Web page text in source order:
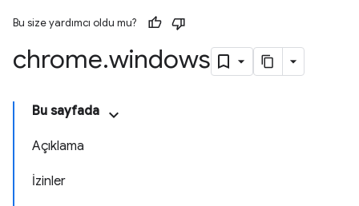
Bu size yardımcı oldu mu?
chrome.windows
Bu sayfada
Açıklama
İzinler